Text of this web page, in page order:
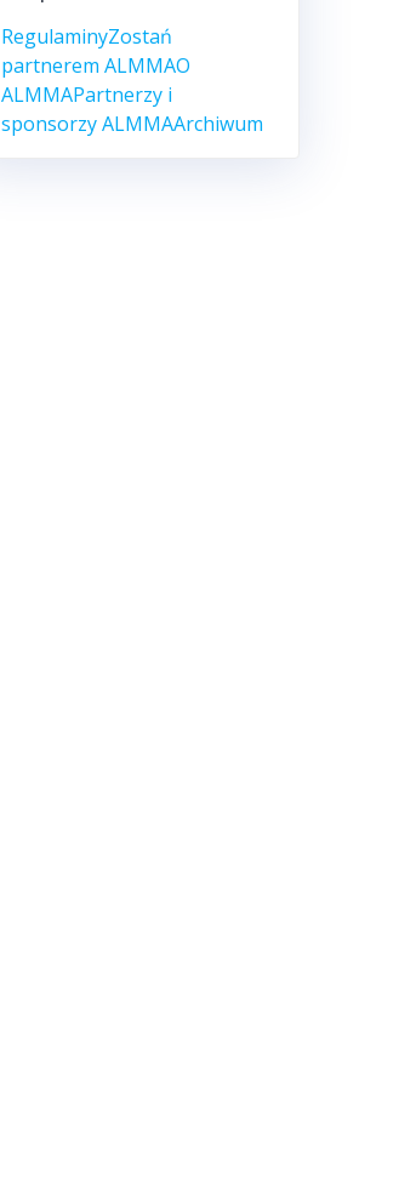
RegulaminyZostań
partnerem ALMMAO
ALMMAPartnerzy i
sponsorzy ALMMAArchiwum